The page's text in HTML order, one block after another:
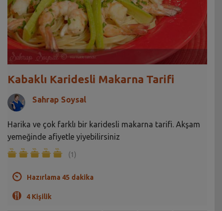
Kabaklı Karidesli Makarna Tarifi
Sahrap Soysal
Harika ve çok farklı bir karidesli makarna tarifi. Akşam
yemeğinde afiyetle yiyebilirsiniz
(1)
Hazırlama 45 dakika
4 Kişilik